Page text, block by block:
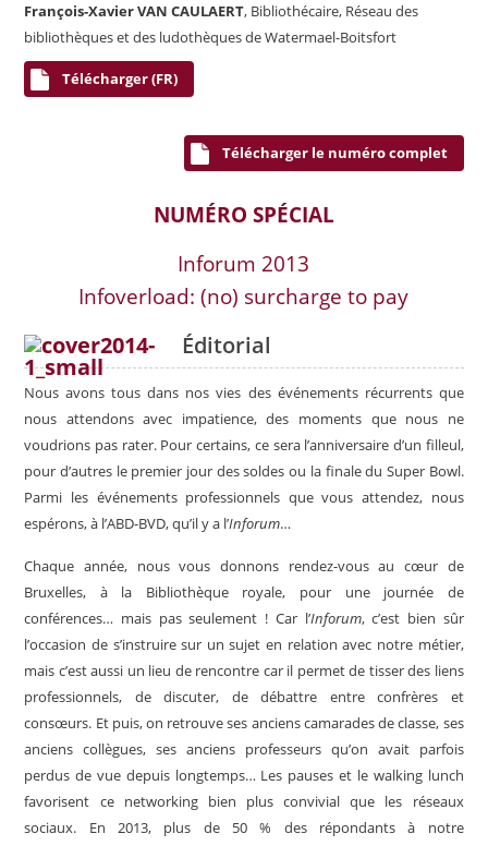
François-Xavier VAN CAULAERT, Bibliothécaire, Réseau des
bibliothèques et des ludothèques de Watermael-Boitsfort
Télécharger (FR)
Télécharger le numéro complet
NUMÉRO SPÉCIAL
Inforum 2013
Infoverload: (no) surcharge to pay
Éditorial
Nous avons tous dans nos vies des événements récurrents que
nous attendons avec impatience, des moments que nous ne
voudrions pas rater. Pour certains, ce sera l’anniversaire d’un filleul,
pour d’autres le premier jour des soldes ou la finale du Super Bowl.
Parmi les événements pro­fessionnels que vous attendez, nous
espérons, à l’ABD-BVD, qu’il y a l’Inforum…
Chaque année, nous vous donnons rendez-vous au cœur de
Bruxelles, à la Bibliothèque royale, pour une journée de
conférences… mais pas seulement ! Car l’Inforum, c’est bien sûr
l’occasion de s’instruire sur un sujet en relation avec notre métier,
mais c’est aussi un lieu de rencontre car il permet de tisser des liens
pro­fessionnels, de discuter, de débattre entre confrères et
consœurs. Et puis, on retrouve ses anciens camarades de classe, ses
anciens collè­gues, ses anciens professeurs qu’on avait par­fois
perdus de vue depuis longtemps… Les pau­ses et le walking lunch
favorisent ce networking bien plus convivial que les réseaux
sociaux. En 2013, plus de 50 % des répondants à notre